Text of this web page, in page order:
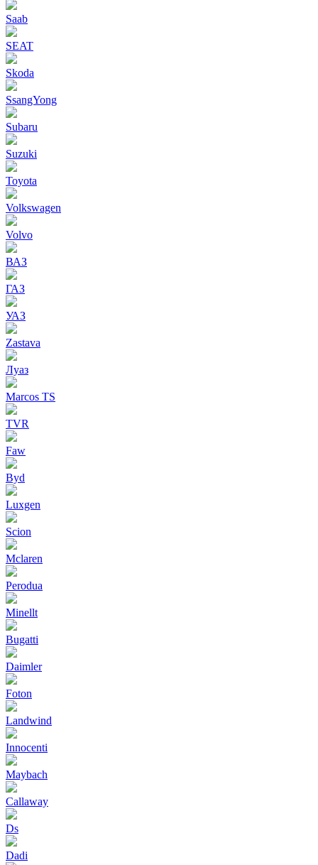
Saab
SEAT
Skoda
SsangYong
Subaru
Suzuki
Toyota
Volkswagen
Volvo
ВАЗ
ГАЗ
УАЗ
Zastava
Луаз
Marcos TS
TVR
Faw
Byd
Luxgen
Scion
Mclaren
Perodua
Minellt
Bugatti
Daimler
Foton
Landwind
Innocenti
Maybach
Callaway
Ds
Dadi